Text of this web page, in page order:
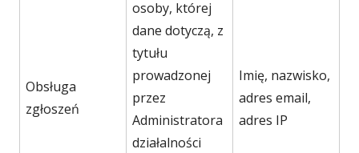
Obsługa
zgłoszeń
osoby, której
dane dotyczą, z
tytułu
prowadzonej
przez
Administratora
działalności
Imię, nazwisko,
adres email,
adres IP